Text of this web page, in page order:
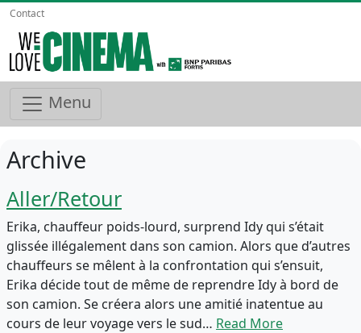
Contact
Menu
Archive
Aller/Retour
Erika, chauffeur poids-lourd, surprend Idy qui s’était
glissée illégalement dans son camion. Alors que d’autres
chauffeurs se mêlent à la confrontation qui s’ensuit,
Erika décide tout de même de reprendre Idy à bord de
son camion. Se créera alors une amitié inatentue au
cours de leur voyage vers le sud… Read More